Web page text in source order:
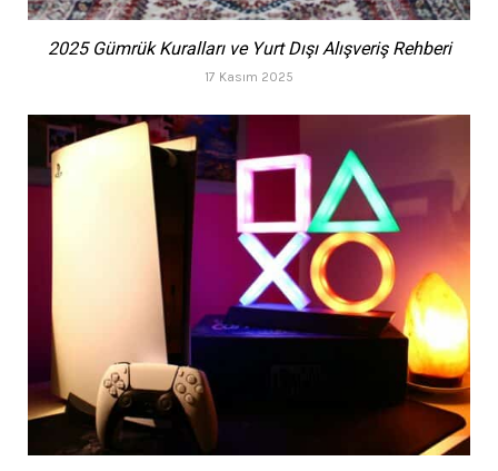
2025 Gümrük Kuralları ve Yurt Dışı Alışveriş Rehberi
17 Kasım 2025